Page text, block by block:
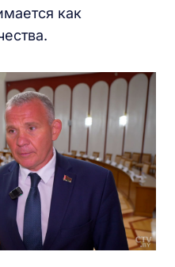
как